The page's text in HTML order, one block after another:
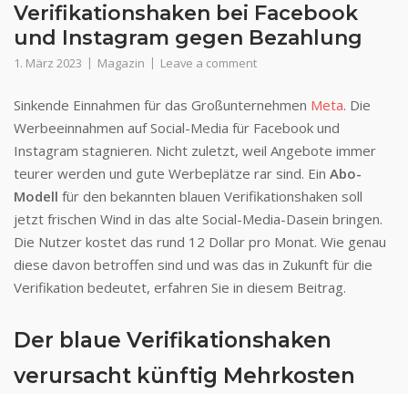
Verifikationshaken bei Facebook
und Instagram gegen Bezahlung
1. März 2023 Magazin Leave a comment
Sinkende Einnahmen für das Großunternehmen Meta. Die
Werbeeinnahmen auf Social-Media für Facebook und
Instagram stagnieren. Nicht zuletzt, weil Angebote immer
teurer werden und gute Werbeplätze rar sind. Ein Abo-
Modell für den bekannten blauen Verifikationshaken soll
jetzt frischen Wind in das alte Social-Media-Dasein bringen.
Die Nutzer kostet das rund 12 Dollar pro Monat. Wie genau
diese davon betroffen sind und was das in Zukunft für die
Verifikation bedeutet, erfahren Sie in diesem Beitrag.
Der blaue Verifikationshaken
verursacht künftig Mehrkosten